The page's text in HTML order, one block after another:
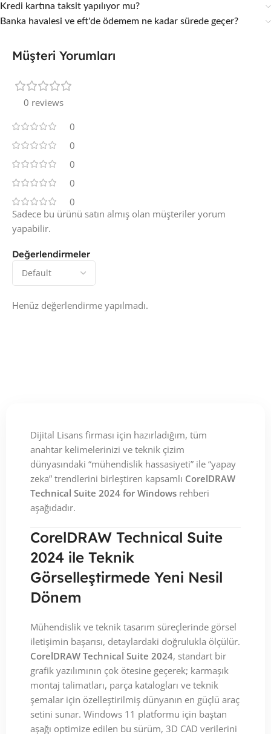
Kredi kartına taksit yapılıyor mu?
Banka havalesi ve eft'de ödemem ne kadar sürede geçer?
Müşteri Yorumları
0 reviews
0
0
0
0
0
Değerlendirmeler
Henüz değerlendirme yapılmadı.
Sadece bu ürünü satın almış olan müşteriler yorum
yapabilir.
Dijital Lisans firması için hazırladığım, tüm
anahtar kelimelerinizi ve teknik çizim
dünyasındaki “mühendislik hassasiyeti” ile “yapay
zeka” trendlerini birleştiren kapsamlı CorelDRAW
Technical Suite 2024 for Windows rehberi
aşağıdadır.
CorelDRAW Technical Suite
2024 ile Teknik
Görselleştirmede Yeni Nesil
Dönem
Mühendislik ve teknik tasarım süreçlerinde görsel
iletişimin başarısı, detaylardaki doğrulukla ölçülür.
CorelDRAW Technical Suite 2024, standart bir
grafik yazılımının çok ötesine geçerek; karmaşık
montaj talimatları, parça katalogları ve teknik
şemalar için özelleştirilmiş dünyanın en güçlü araç
setini sunar. Windows 11 platformu için baştan
aşağı optimize edilen bu sürüm, 3D CAD verilerini